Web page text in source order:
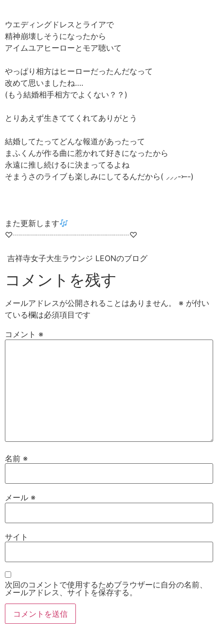
ウエディングドレスとライアで
精神崩壊しそうになったから
アイムユアヒーローとモア聴いて
やっぱり相方はヒーローだったんだなって
改めて思いましたね….
(もう結婚相手相方でよくない？？)
とりあえず生きててくれてありがとう
結婚してたってどんな報道があったって
まふくんが作る曲に惹かれて好きになったから
永遠に推し続けるに決まってるよね
そまうさのライブも楽しみにしてるんだから( ⸝⸝⸝-⤚-)
また更新します
♡┈┈┈┈┈┈┈┈┈┈┈┈┈┈┈♡
吉祥寺女子大生ラウンジ LEONのブログ
コメントを残す
メールアドレスが公開されることはありません。 ※ が付い
ている欄は必須項目です
コメント ※
名前 ※
メール ※
サイト
次回のコメントで使用するためブラウザーに自分の名前、
メールアドレス、サイトを保存する。